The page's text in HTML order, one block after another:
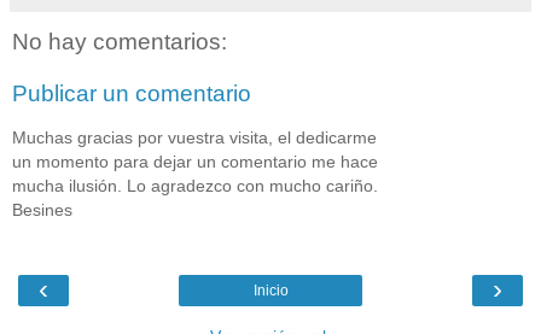
No hay comentarios:
Publicar un comentario
Muchas gracias por vuestra visita, el dedicarme
un momento para dejar un comentario me hace
mucha ilusión. Lo agradezco con mucho cariño.
Besines
‹ ›
Inicio